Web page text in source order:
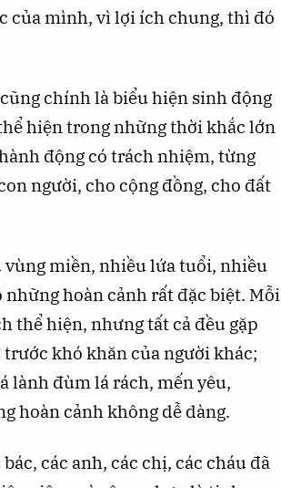
của mình, vì lợi ích chung, thì đó
chính là biểu hiện sinh động
hiện trong những thời khắc lớn
động có trách nhiệm, từng
người, cho cộng đồng, cho đất
vùng miền, nhiều lứa tuổi, nhiều
hoàn cảnh rất đặc biệt. Mỗi
thể hiện, nhưng tất cả đều gặp
khó khăn của người khác;
lành đùm lá rách, mến yêu,
hoàn cảnh không dễ dàng.
các anh, các chị, các cháu đã